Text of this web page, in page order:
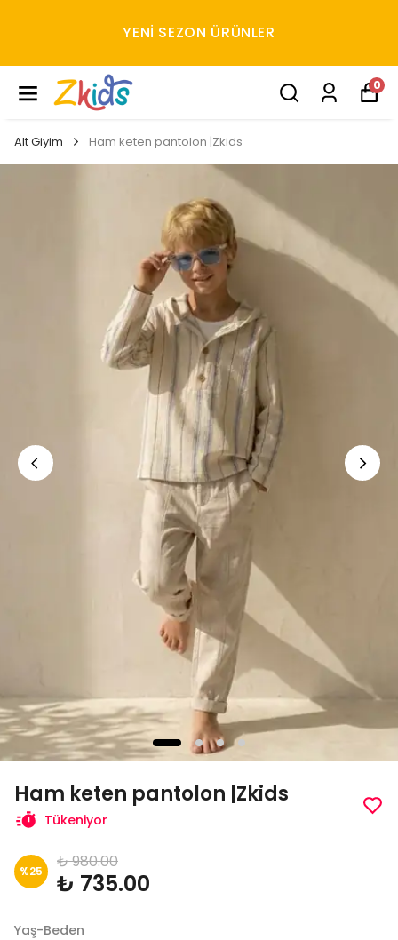
YENI SEZON ÜRÜNLER
0
Alt Giyim Ham keten pantolon |Zkids
Ham keten pantolon |Zkids
Tükeniyor
%25 ₺ 980.00
₺ 735.00
Yaş-Beden